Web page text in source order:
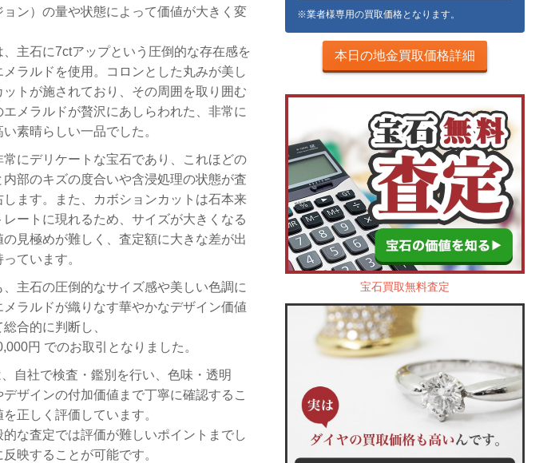
ョン）の量や状態によって価値が大きく変
主石に7ctアップという圧倒的な存在感を
メラルドを使用。コロンとした丸みが美し
ットが施されており、その周囲を取り囲む
エメラルドが贅沢にあしらわれた、非常に
素晴らしい一品でした。
常にデリケートな宝石であり、これほどの
内部のキズの度合いや含浸処理の状態が査
します。また、カボションカットは石本来
ートに現れるため、サイズが大きくなる
の見極めが難しく、査定額に大きな差が出
ています。
主石の圧倒的なサイズ感や美しい色調に
メラルドが織りなす華やかなデザイン価値
合的に判断し、
円 でのお取引となりました。
自社で検査・鑑別を行い、色味・透明
デザインの付加価値まで丁寧に確認するこ
正しく評価しています。
的な査定では評価が難しいポイントまでし
映することが可能です。
※業者様専用の買取価格となります。
本日の地金買取価格詳細
宝石買取無料査定